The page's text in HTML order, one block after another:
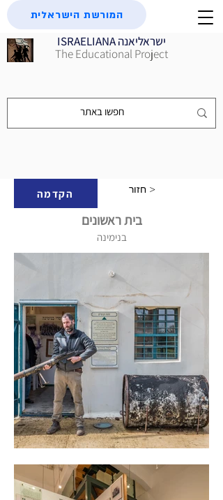
ISRAELIANA ישראליאנה
The Educational Project
המורשת הישראלית
הקדמה חזור >
בית ראשונים
בנימינה